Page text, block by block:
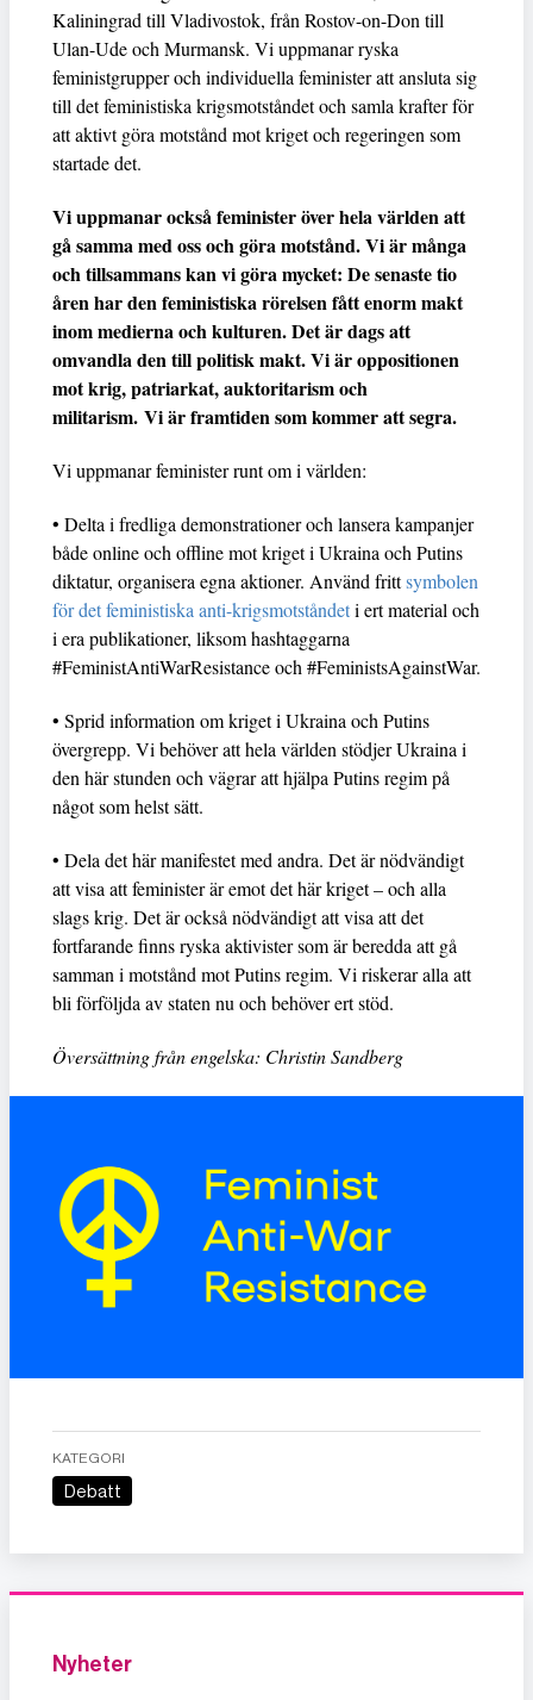
Kaliningrad till Vladivostok, från Rostov-on-Don till
Ulan-Ude och Murmansk. Vi uppmanar ryska
feministgrupper och individuella feminister att ansluta sig
till det feministiska krigsmotståndet och samla krafter för
att aktivt göra motstånd mot kriget och regeringen som
startade det.
Vi uppmanar också feminister över hela världen att
gå samma med oss och göra motstånd. Vi är många
och tillsammans kan vi göra mycket: De senaste tio
åren har den feministiska rörelsen fått enorm makt
inom medierna och kulturen. Det är dags att
omvandla den till politisk makt. Vi är oppositionen
mot krig, patriarkat, auktoritarism och
militarism. Vi är framtiden som kommer att segra.
Vi uppmanar feminister runt om i världen:
• Delta i fredliga demonstrationer och lansera kampanjer
både online och offline mot kriget i Ukraina och Putins
diktatur, organisera egna aktioner. Använd frittsymbolen
för det feministiska anti-krigsmotståndeti ert material och
i era publikationer, liksom hashtaggarna
#FeministAntiWarResistance och #FeministsAgainstWar.
• Sprid information om kriget i Ukraina och Putins
övergrepp. Vi behöver att hela världen stödjer Ukraina i
den här stunden och vägrar att hjälpa Putins regim på
något som helst sätt.
• Dela det här manifestet med andra. Det är nödvändigt
att visa att feminister är emot det här kriget – och alla
slags krig. Det är också nödvändigt att visa att det
fortfarande finns ryska aktivister som är beredda att gå
samman i motstånd mot Putins regim. Vi riskerar alla att
bli förföljda av staten nu och behöver ert stöd.
Översättning från engelska: Christin Sandberg
KATEGORI
Debatt
Nyheter